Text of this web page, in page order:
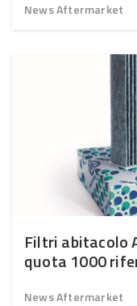
News Aftermarket
Filtri abitacolo
quota 1000
News Aftermarket